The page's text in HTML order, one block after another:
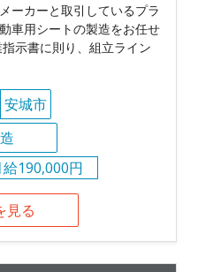
ーカーと取引しているプラ
車用シートの製造をお任せ
示書に則り、組立ライン
安城市
給190,000円
見る